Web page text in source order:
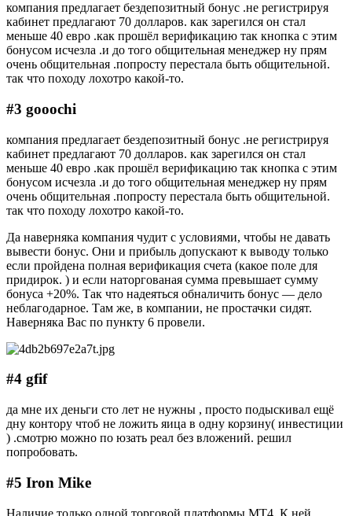
компания предлагает бездепозитный бонус .не регистрируя
кабинет предлагают 70 долларов. как зарегился он стал
меньше 40 евро .как прошёл верификацию так кнопка с этим
бонусом исчезла .и до того общительная менеджер ну прям
очень общительная .попросту перестала быть общительной.
так что походу лохотро какой-то.
#3 gooochi
компания предлагает бездепозитный бонус .не регистрируя
кабинет предлагают 70 долларов. как зарегился он стал
меньше 40 евро .как прошёл верификацию так кнопка с этим
бонусом исчезла .и до того общительная менеджер ну прям
очень общительная .попросту перестала быть общительной.
так что походу лохотро какой-то.
Да наверняка компания чудит с условиями, чтобы не давать
вывести бонус. Они и прибыль допускают к выводу только
если пройдена полная верификация счета (какое поле для
придирок. ) и если наторгованая сумма превышает сумму
бонуса +20%. Так что надеяться обналичить бонус — дело
неблагодарное. Там же, в компании, не простачки сидят.
Наверняка Вас по пункту 6 провели.
#4 gfif
да мне их деньги сто лет не нужны , просто подыскивал ещё
дну контору чтоб не ложить яица в одну корзину( инвестиции
) .смотрю можно по юзать реал без вложений. решил
попробовать.
#5 Iron Mike
Наличие только одной торговой платформы МТ4. К ней